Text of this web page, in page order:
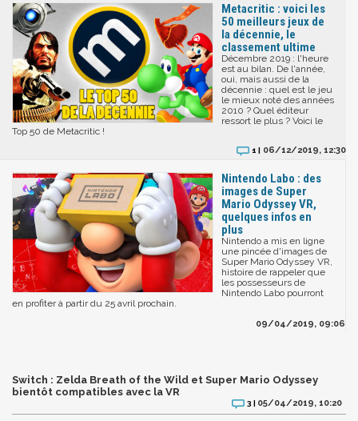
Metacritic : voici les
50 meilleurs jeux de
la décennie, le
classement ultime
Décembre 2019 : l'heure
est au bilan. De l'année,
oui, mais aussi de la
décennie : quel est le jeu
le mieux noté des années
2010 ? Quel éditeur
ressort le plus ? Voici le
Top 50 de Metacritic !
1 | 06/12/2019, 12:30
Nintendo Labo : des
images de Super
Mario Odyssey VR,
quelques infos en
plus
Nintendo a mis en ligne
une pincée d'images de
Super Mario Odyssey VR,
histoire de rappeler que
les possesseurs de
Nintendo Labo pourront
en profiter à partir du 25 avril prochain.
09/04/2019, 09:06
Switch : Zelda Breath of the Wild et Super Mario Odyssey
bientôt compatibles avec la VR
3 | 05/04/2019, 10:20